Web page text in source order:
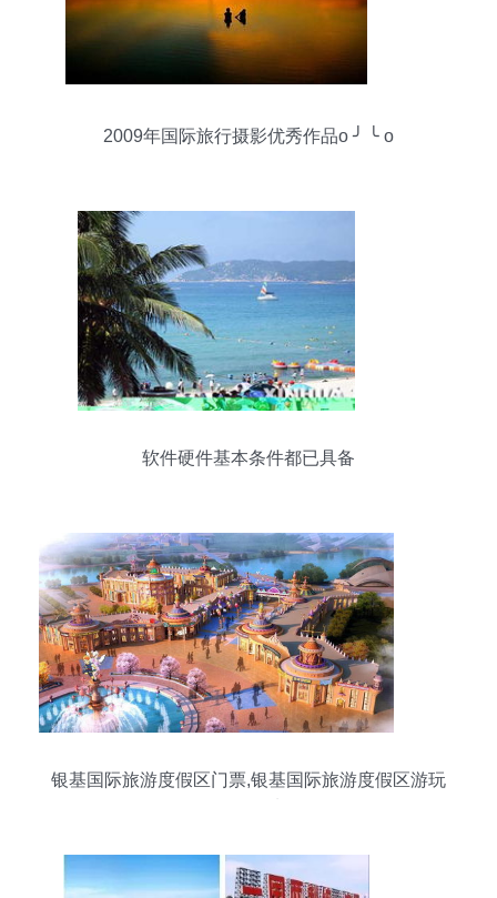
2009年国际旅行摄影优秀作品o ╯ ╰ o
软件硬件基本条件都已具备
银基国际旅游度假区门票,银基国际旅游度假区游玩